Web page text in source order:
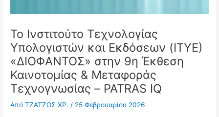
Το Ινστιτούτο Τεχνολογίας
Υπολογιστών και Εκδόσεων (ΙΤΥΕ)
«ΔΙΟΦΑΝΤΟΣ» στην 9η Έκθεση
Καινοτομίας & Μεταφοράς
Τεχνογνωσίας – PATRAS IQ
ΑπόΤΖΑΤΖΟΣ ΧΡ./ 25 Φεβρουαρίου 2026